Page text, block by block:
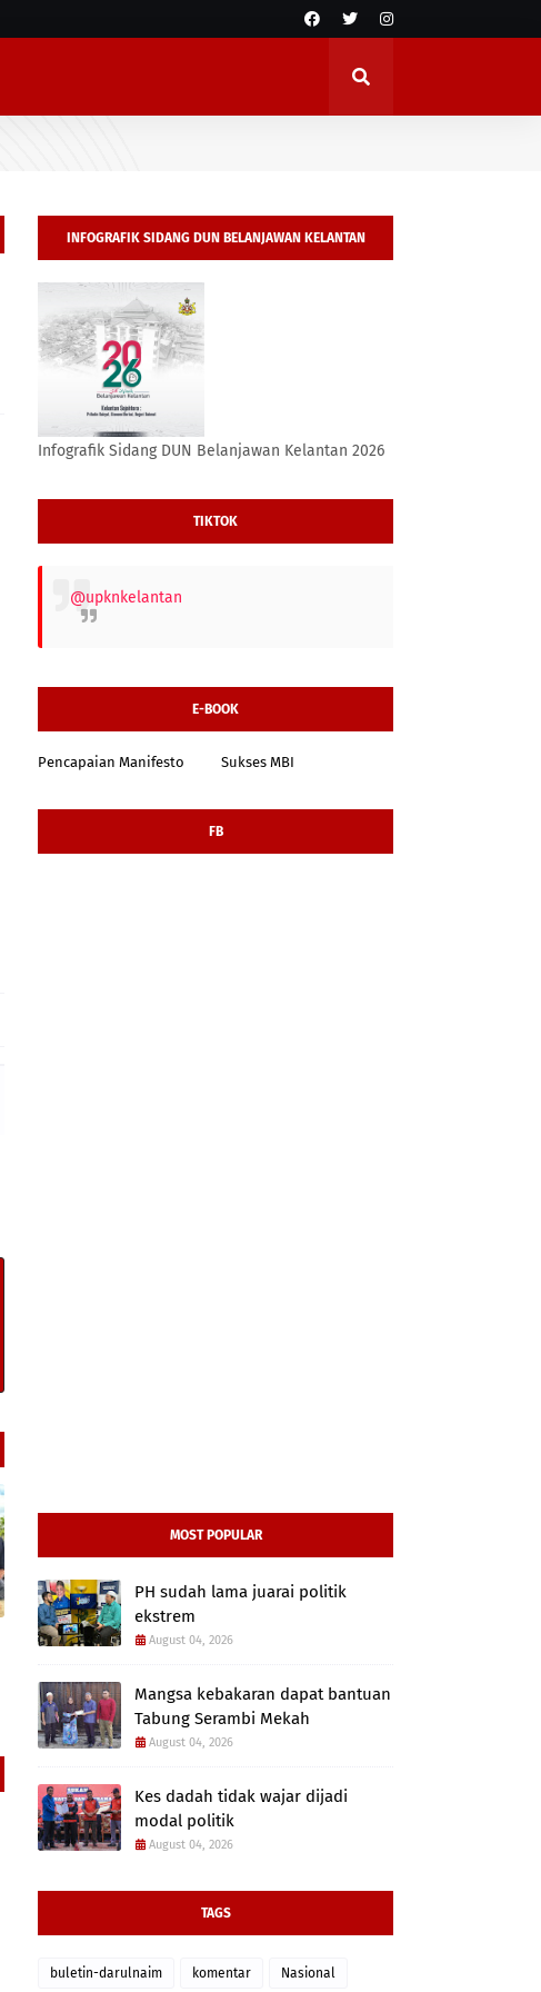
INFOGRAFIK SIDANG DUN BELANJAWAN KELANTAN
2026
Infografik Sidang DUN Belanjawan Kelantan 2026
TIKTOK
@upknkelantan
E-BOOK
Pencapaian Manifesto Sukses MBI
FB
MOST POPULAR
PH sudah lama juarai politik
ekstrem
August 04, 2026
Mangsa kebakaran dapat bantuan
Tabung Serambi Mekah
August 04, 2026
Kes dadah tidak wajar dijadi
modal politik
August 04, 2026
TAGS
buletin-darulnaim komentar Nasional